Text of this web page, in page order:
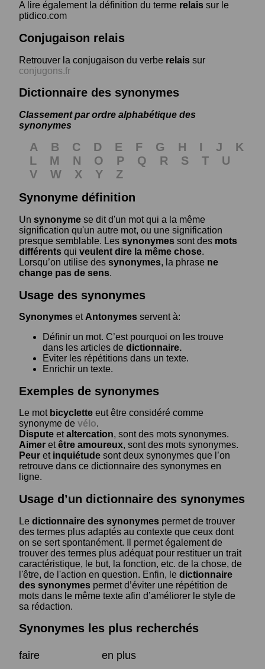
A lire également la définition du terme relais sur le
ptidico.com
Conjugaison relais
Retrouver la conjugaison du verbe relais sur
conjugons.fr
Dictionnaire des synonymes
Classement par ordre alphabétique des
synonymes
A B C D E F G H I J
K
L
M N O P Q R S T
U
V
W X Y
Z
Synonyme définition
Un synonyme se dit d'un mot qui a la même
signification qu'un autre mot, ou une signification
presque semblable. Les synonymes sont des mots
différents qui veulent dire la même chose.
Lorsqu’on utilise des synonymes, la phrase ne
change pas de sens.
Usage des synonymes
Synonymes et Antonymes servent à:
Définir un mot. C’est pourquoi on les trouve
dans les articles de dictionnaire.
Eviter les répétitions dans un texte.
Enrichir un texte.
Exemples de synonymes
Le mot bicyclette eut être considéré comme
synonyme de vélo.
Dispute etaltercation, sont des mots synonymes.
Aimer etêtre amoureux, sont des mots synonymes.
Peur et inquiétude sont deux synonymes que l’on
retrouve dans ce dictionnaire des synonymes en
ligne.
Usage d’un dictionnaire des synonymes
Le dictionnaire des synonymes permet de trouver
des termes plus adaptés au contexte que ceux dont
on se sert spontanément. Il permet également de
trouver des termes plus adéquat pour restituer un trait
caractéristique, le but, la fonction, etc. de la chose, de
l'être, de l'action en question. Enfin, le dictionnaire
des synonymes permet d’éviter une répétition de
mots dans le même texte afin d’améliorer le style de
sa rédaction.
Synonymes les plus recherchés
faire
en plus